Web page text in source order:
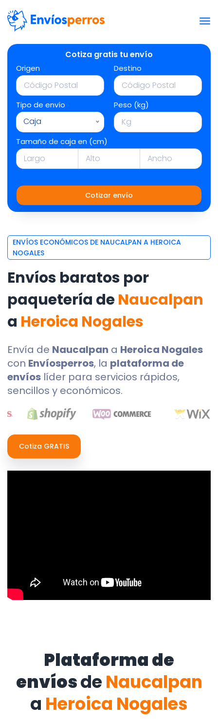
Cotiza gratis tu envío
Origen Destino
Tipo de envío
Caja
Peso (kg)
Tamaño de caja en (cm)
Cotizar envío
ENVÍOS ECONÓMICOS DE NAUCALPAN A HEROICA
NOGALES
Envíos baratos por
paquetería deNaucalpan
a Heroica Nogales
Envía de Naucalpan a Heroica Nogales
con Envíosperros, la plataforma de
envíos líder para servicios rápidos,
sencillos y económicos.
Cotiza GRATIS
Plataforma de
envíosde Naucalpan
a Heroica Nogales